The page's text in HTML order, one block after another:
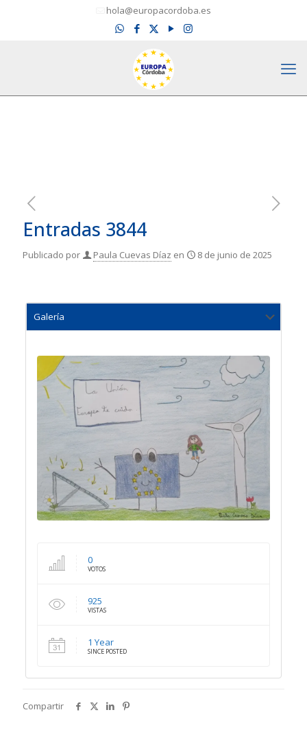
hola@europacordoba.es
Entradas 3844
Publicado por Paula Cuevas Díaz en 8 de junio de 2025
0
VOTOS
925
VISTAS
1 Year
SINCE POSTED
Compartir